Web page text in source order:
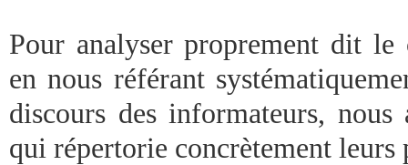
Pour analyser proprement dit le
en nous référant
discours des informateurs,
qui répertorie concrètement leurs